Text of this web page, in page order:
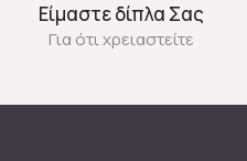
Είμαστε δίπλα Σας
Για ότι χρειαστείτε